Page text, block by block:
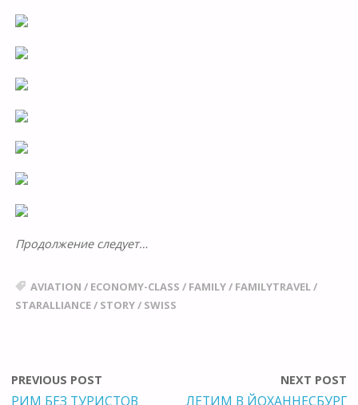
Продолжение следует…
AVIATION / ECONOMY-CLASS / FAMILY/ FAMILYTRAVEL/
STARALLIANCE/ STORY/ SWISS
PREVIOUS POST
РИМ БЕЗ ТУРИСТОВ
NEXT POST
ЛЕТИМ В ЙОХАННЕСБУРГ